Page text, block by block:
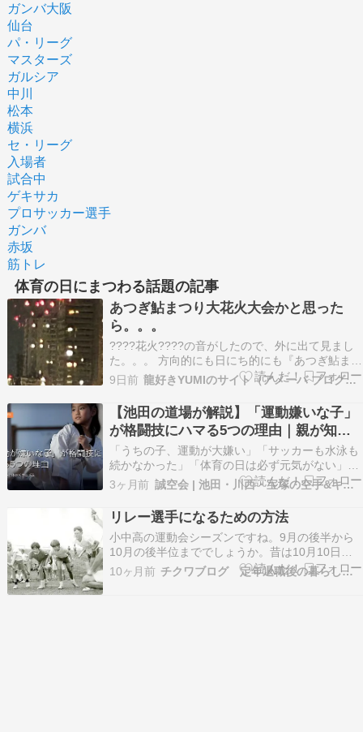
ガンバ大阪
仙台
パ・リーグ
マスターズ
ガルシア
中川
松本
横浜
セ・リーグ
入場者
試合中
ゲキサカ
プロサッカー選手
ガンバ
赤坂
筋トレ
体育の日にまつわる話題の記事
あつぎ鮎まつり大花火大会かと思った
ら。。。
????花火????の音がしたので、外に出て見まし
た。。。 方向的にも日にち的にも『あつぎ鮎まつ
り大花火大会』（例年8月の第一土曜日に開催）
だと思ったら、 『日米友好 盆踊りフェスティバ
ル2026』の花火のようでした。。。???????? キ
ャンプ座間で８月１日 基地開放イベン…
9日前 龍好きYUMIのサイト（アメーバ ブログ編）
【池田の道場が解説】「運動嫌いな子」
が格闘技にハマる5つの理由｜親が知る
べきメカニズム
「うちの子、運動が大嫌い」「サッカーも水泳も
続かなかった」「体育の日は必ず元気がない」
——そんなお子さまを見て、運動系の習い事を諦
めていませんか？ 実は、運動嫌いな子ほど格闘技
にハマるという現象が誠空会の道場では頻繁に起
こっています。なぜでしょうか。 この記事では、
「運動嫌い …
3ヶ月前 誠空会 | 池田・川西・宝塚の空手&キック&パーソナル
リレー選手になるための方法
小中高の運動会シーズンですね。9月の後半から
10月の後半位まででしょうか。昔は10月10日の
体育の日やその前後が多かったように思います
が、今は5月とか6月とか暑くなる前にやり切って
10ヶ月前 チクワブログ 定年退職後の暮らしとウェルビーイング